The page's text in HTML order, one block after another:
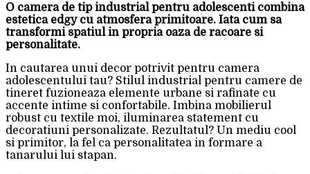
O camera de tip industrial pentru adolescenti combina
estetica edgy cu atmosfera primitoare. Iata cum sa
transformi spatiul in propria oaza de racoare si
personalitate.
In cautarea unui decor potrivit pentru camera
adolescentului tau? Stilul industrial pentru camere de
tineret fuzioneaza elemente urbane si rafinate cu
accente intime si confortabile. Imbina mobilierul
robust cu textile moi, iluminarea statement cu
decoratiuni personalizate. Rezultatul? Un mediu cool
si primitor, la fel ca personalitatea in formare a
tanarului lui stapan.